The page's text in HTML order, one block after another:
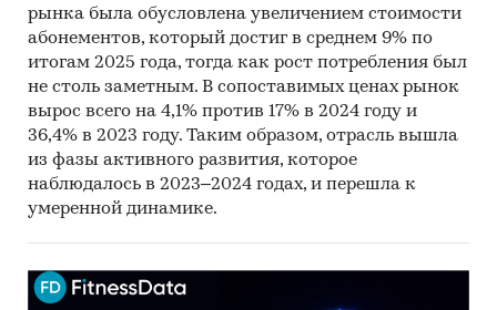
рынка была обусловлена увеличением стоимости
абонементов, который достиг в среднем 9% по
итогам 2025 года, тогда как рост потребления был
не столь заметным. В сопоставимых ценах рынок
вырос всего на 4,1% против 17% в 2024 году и
36,4% в 2023 году. Таким образом, отрасль вышла
из фазы активного развития, которое
наблюдалось в 2023–2024 годах, и перешла к
умеренной динамике.